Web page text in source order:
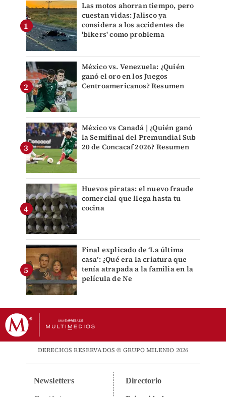
Las motos ahorran tiempo, pero
cuestan vidas: Jalisco ya
considera a los accidentes de
'bikers' como problema
México vs. Venezuela: ¿Quién
ganó el oro en los Juegos
Centroamericanos? Resumen
México vs Canadá | ¿Quién ganó
la Semifinal del Premundial Sub
20 de Concacaf 2026? Resumen
Huevos piratas: el nuevo fraude
comercial que llega hasta tu
cocina
Final explicado de ‘La última
casa’: ¿Qué era la criatura que
tenía atrapada a la familia en la
película de Ne
DERECHOS RESERVADOS © GRUPO MILENIO 2026
Newsletters Directorio